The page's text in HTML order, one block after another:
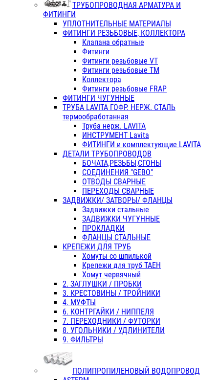
ТРУБОПРОВОДНАЯ АРМАТУРА И
ФИТИНГИ
УПЛОТНИТЕЛЬНЫЕ МАТЕРИАЛЫ
ФИТИНГИ РЕЗЬБОВЫЕ, КОЛЛЕКТОРА
Клапана обратные
Фитинги
Фитинги резьбовые VT
Фитинги резьбовые ТМ
Коллектора
Фитинги резьбовые FRAP
ФИТИНГИ ЧУГУННЫЕ
ТРУБА LAVITA ГОФР. НЕРЖ. СТАЛЬ
термообработанная
Труба нерж. LAVITA
ИНСТРУМЕНТ Lavita
ФИТИНГИ и комплектующие LAVITA
ДЕТАЛИ ТРУБОПРОВОДОВ
БОЧАТА,РЕЗЬБЫ,СГОНЫ
СОЕДИНЕНИЯ "GEBO"
ОТВОДЫ СВАРНЫЕ
ПЕРЕХОДЫ СВАРНЫЕ
ЗАДВИЖКИ/ ЗАТВОРЫ/ ФЛАНЦЫ
Задвижки стальные
ЗАДВИЖКИ ЧУГУННЫЕ
ПРОКЛАДКИ
ФЛАНЦЫ СТАЛЬНЫЕ
КРЕПЕЖИ ДЛЯ ТРУБ
Хомуты со шпилькой
Крепежи для труб ТАЕН
Хомут червячный
2. ЗАГЛУШКИ / ПРОБКИ
3. КРЕСТОВИНЫ / ТРОЙНИКИ
4. МУФТЫ
6. КОНТРГАЙКИ / НИППЕЛЯ
7. ПЕРЕХОДНИКИ / ФУТОРКИ
8. УГОЛЬНИКИ / УДЛИНИТЕЛИ
9. ФИЛЬТРЫ
ПОЛИПРОПИЛЕНОВЫЙ ВОДОПРОВОД